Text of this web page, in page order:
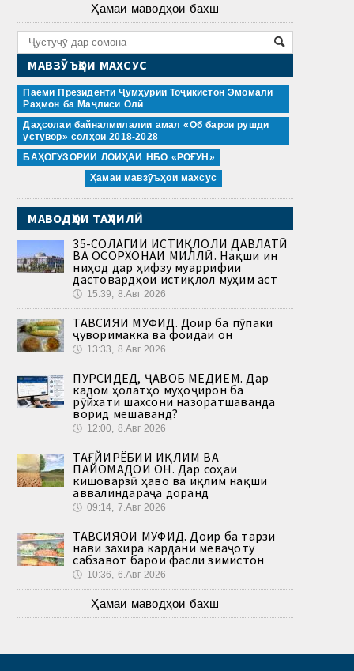
Ҳамаи маводҳои бахш
МАВЗӮЪҲОИ МАХСУС
Паёми Президенти Ҷумҳурии Тоҷикистон Эмомалӣ
Раҳмон ба Маҷлиси Олӣ
Даҳсолаи байналмилалии амал «Об барои рушди
устувор» солҳои 2018-2028
БАҲОГУЗОРИИ ЛОИҲАИ НБО «РОҒУН»
Ҳамаи мавзӯъҳои махсус
МАВОДҲОИ ТАҲЛИЛӢ
35-СОЛАГИИ ИСТИҚЛОЛИ ДАВЛАТӢ
ВА ОСОРХОНАИ МИЛЛӢ. Нақши ин
ниҳод дар ҳифзу муаррифии
дастовардҳои истиқлол муҳим аст
🕔 15:39, 8.Авг 2026
ТАВСИЯИ МУФИД. Доир ба пӯпаки
ҷуворимакка ва фоидаи он
🕔 13:33, 8.Авг 2026
ПУРСИДЕД, ҶАВОБ МЕДИҲЕМ. Дар
кадом ҳолатҳо муҳоҷирон ба
рӯйхати шахсони назоратшаванда
ворид мешаванд?
🕔 12:00, 8.Авг 2026
ТАҒЙИРЁБИИ ИҚЛИМ ВА
ПАЙОМАДҲОИ ОН. Дар соҳаи
кишоварзӣ ҳаво ва иқлим нақши
аввалиндараҷа доранд
🕔 09:14, 7.Авг 2026
ТАВСИЯҲОИ МУФИД. Доир ба тарзи
нави захира кардани меваҷоту
сабзавот барои фасли зимистон
🕔 10:36, 6.Авг 2026
Ҳамаи маводҳои бахш